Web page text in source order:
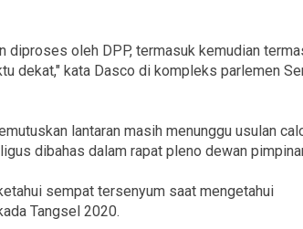
diproses oleh DPP, termasuk kemudian
dekat," kata Dasco di kompleks parlemen
lantaran masih menunggu usulan
dibahas dalam rapat pleno dewan
sempat tersenyum saat mengetahui
Tangsel 2020.